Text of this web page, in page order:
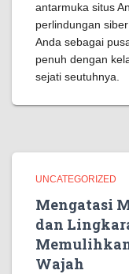
antarmuka situs
perlindungan
Anda sebagai
penuh dengan
sejati seutuhnya.
UNCATEGORIZED
Mengatasi
dan
Wajah